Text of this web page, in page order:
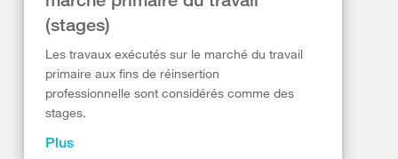
(stages)
Les travaux exécutés sur le marché du travail
primaire aux fins de réinsertion
professionnelle sont considérés comme des
stages.
Plus